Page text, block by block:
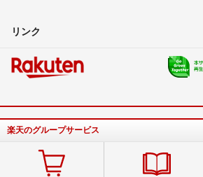
リンク
楽天のグループサービス